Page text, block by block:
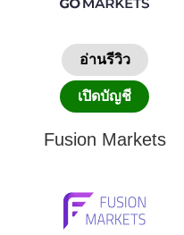
อ่านรีวิว
เปิดบัญชี
Fusion Markets